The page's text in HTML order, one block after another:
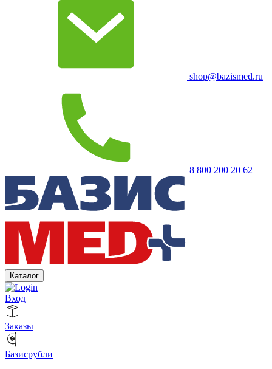
shop@bazismed.ru
8 800 200 20 62
Каталог
Вход
Заказы
Базисрубли